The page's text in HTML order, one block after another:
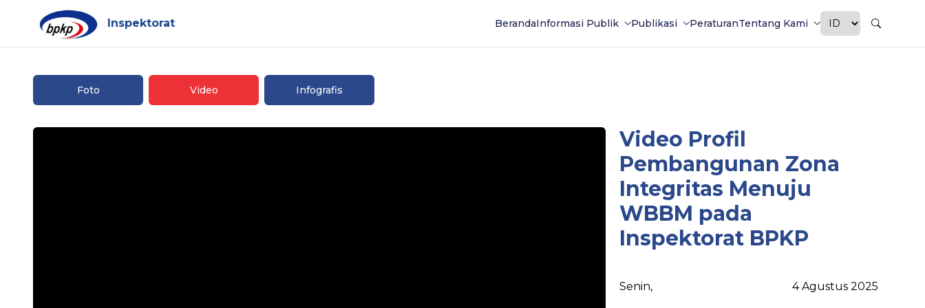
Inspektorat BerandaInformasi Publik Publikasi PeraturanTentang Kami
Foto Video Infografis
Video Profil
Pembangunan Zona
Integritas Menuju
WBBM pada
Inspektorat BPKP
Senin, 4 Agustus 2025